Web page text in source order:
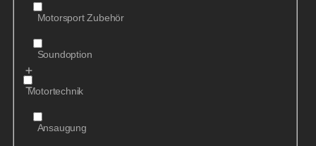
Motorsport Zubehör
Soundoption
Motortechnik
Ansaugung